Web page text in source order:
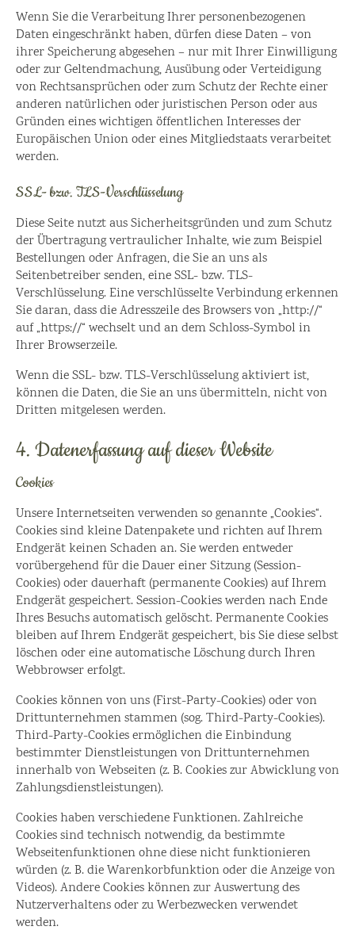
Wenn Sie die Verarbeitung Ihrer personenbezogenen
Daten eingeschränkt haben, dürfen diese Daten – von
ihrer Speicherung abgesehen – nur mit Ihrer Einwilligung
oder zur Geltendmachung, Ausübung oder Verteidigung
von Rechtsansprüchen oder zum Schutz der Rechte einer
anderen natürlichen oder juristischen Person oder aus
Gründen eines wichtigen öffentlichen Interesses der
Europäischen Union oder eines Mitgliedstaats verarbeitet
werden.
SSL- bzw. TLS-Verschlüsselung
Diese Seite nutzt aus Sicherheitsgründen und zum Schutz
der Übertragung vertraulicher Inhalte, wie zum Beispiel
Bestellungen oder Anfragen, die Sie an uns als
Seitenbetreiber senden, eine SSL- bzw. TLS-
Verschlüsselung. Eine verschlüsselte Verbindung erkennen
Sie daran, dass die Adresszeile des Browsers von „http://“
auf „https://“ wechselt und an dem Schloss-Symbol in
Ihrer Browserzeile.
Wenn die SSL- bzw. TLS-Verschlüsselung aktiviert ist,
können die Daten, die Sie an uns übermitteln, nicht von
Dritten mitgelesen werden.
4. Datenerfassung auf dieser Website
Cookies
Unsere Internetseiten verwenden so genannte „Cookies“.
Cookies sind kleine Datenpakete und richten auf Ihrem
Endgerät keinen Schaden an. Sie werden entweder
vorübergehend für die Dauer einer Sitzung (Session-
Cookies) oder dauerhaft (permanente Cookies) auf Ihrem
Endgerät gespeichert. Session-Cookies werden nach Ende
Ihres Besuchs automatisch gelöscht. Permanente Cookies
bleiben auf Ihrem Endgerät gespeichert, bis Sie diese selbst
löschen oder eine automatische Löschung durch Ihren
Webbrowser erfolgt.
Cookies können von uns (First-Party-Cookies) oder von
Drittunternehmen stammen (sog. Third-Party-Cookies).
Third-Party-Cookies ermöglichen die Einbindung
bestimmter Dienstleistungen von Drittunternehmen
innerhalb von Webseiten (z. B. Cookies zur Abwicklung von
Zahlungsdienstleistungen).
Cookies haben verschiedene Funktionen. Zahlreiche
Cookies sind technisch notwendig, da bestimmte
Webseitenfunktionen ohne diese nicht funktionieren
würden (z. B. die Warenkorbfunktion oder die Anzeige von
Videos). Andere Cookies können zur Auswertung des
Nutzerverhaltens oder zu Werbezwecken verwendet
werden.